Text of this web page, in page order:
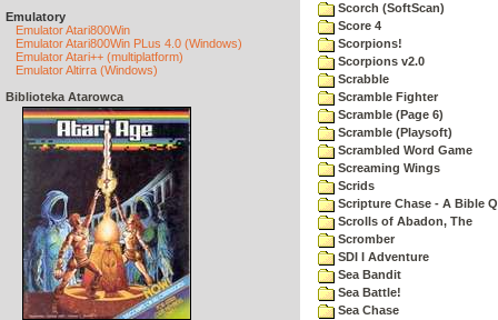
Emulatory
Emulator Atari800Win
Emulator Atari800Win PLus 4.0 (Windows)
Emulator Atari++ (multiplatform)
Emulator Altirra (Windows)
Biblioteka Atarowca
Scorch (SoftScan)
Score 4
Scorpions!
Scorpions v2.0
Scrabble
Scramble Fighter
Scramble (Page 6)
Scramble (Playsoft)
Scrambled Word Game
Screaming Wings
Scrids
Scripture Chase - A Bible
Scrolls of Abadon, The
Scromber
SDI I Adventure
Sea Bandit
Sea Battle!
Sea Chase